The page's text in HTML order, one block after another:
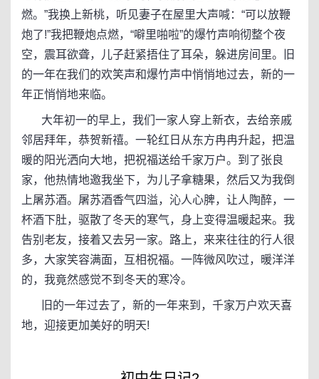
燃。”我换上新桃，听见妻子在屋里大声喊：“可以放鞭
炮了!”我把鞭炮点燃，“噼里啪啦”的爆竹声响彻整个夜
空，震耳欲聋，儿子赶紧捂住了耳朵，躲进房间里。旧
的一年在我们的欢笑声和爆竹声中悄悄地过去，新的一
年正悄悄地来临。
大年初一的早上，我们一家人穿上新衣，去给亲戚
邻居拜年，恭贺新禧。一轮红日从东方冉冉升起，把温
暖的阳光洒向大地，把祝福送给千家万户。到了张良
家，他热情地邀我坐下，为儿子拿糖果，然后又为我倒
上屠苏酒。屠苏酒香气四溢，沁人心脾，让人陶醉，一
杯酒下肚，驱散了冬天的寒气，身上变得温暖起来。我
告别老友，接着又去另一家。路上，来来往往的行人很
多，大家笑容满面，互相祝福。一阵微风吹过，暖洋洋
的，我竟然感觉不到冬天的寒冷。
旧的一年过去了，新的一年来到，千家万户欢天喜
地，迎接更加美好的明天!